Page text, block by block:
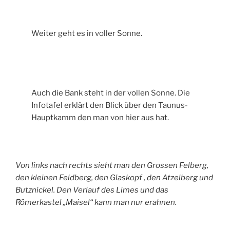
Weiter geht es in voller Sonne.
Auch die Bank steht in der vollen Sonne. Die
Infotafel erklärt den Blick über den Taunus-
Hauptkamm den man von hier aus hat.
Von links nach rechts sieht man den Grossen Felberg,
den kleinen Feldberg, den Glaskopf , den Atzelberg und
Butznickel. Den Verlauf des Limes und das
Römerkastel „Maisel“ kann man nur erahnen.